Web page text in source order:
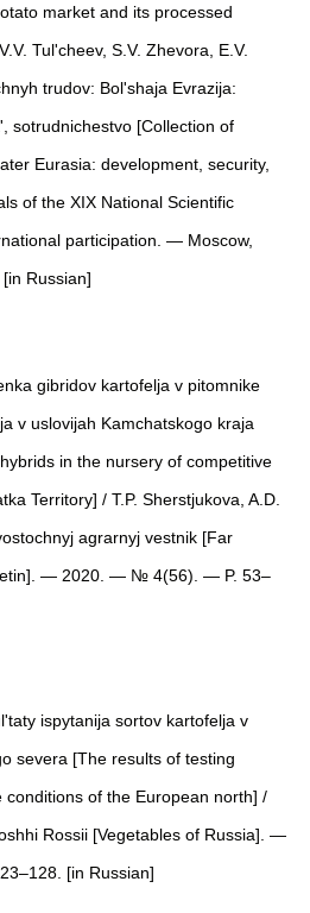
market and its processed
Tul'cheev, S.V. Zhevora, E.V.
trudov: Bol'shaja Evrazija:
sotrudnichestvo [Collection of
Eurasia: development, security,
of the XIX National Scientific
participation. — Moscow,
Russian]
gibridov kartofelja v pitomnike
v uslovijah Kamchatskogo kraja
in the nursery of competitive
Territory] / T.P. Sherstjukova, A.D.
agrarnyj vestnik [Far
— 2020. — № 4(56). — P. 53–
ispytanija sortov kartofelja v
severa [The results of testing
conditions of the European north] /
Rossii [Vegetables of Russia]. —
[in Russian]